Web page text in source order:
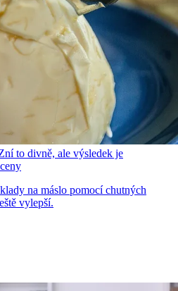
to divně, ale výsledek je
na máslo pomocí chutných
vylepší.